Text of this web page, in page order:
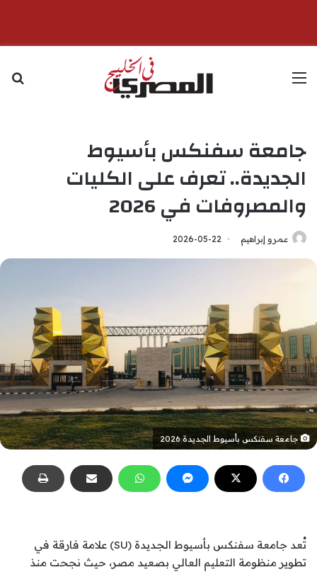
القائمة
جامعة سفنكس بأسيوط
الجديدة.. تعرف على الكليات
والمصروفات في 2026
عمرو إبراهيم 2026-05-22
جامعة سفنكس بأسيوط الجديدة 2026
تُعد جامعة سفنكس بأسيوط الجديدة (SU) علامة فارقة في
تطوير منظومة التعليم العالي بصعيد مصر، حيث نجحت منذ